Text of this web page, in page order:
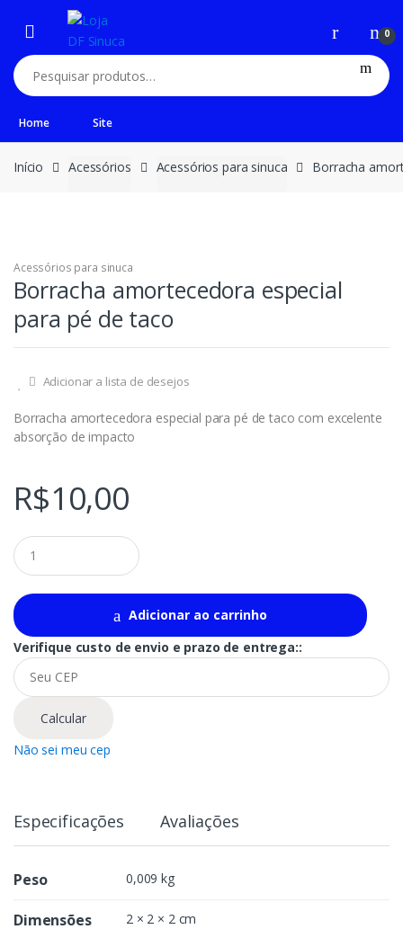
0
Home Site
Início Acessórios Acessórios para sinuca Borracha
Acessórios para sinuca
Borracha amortecedora especial
para pé de taco
Adicionar a lista de desejos
Borracha amortecedora especial para pé de taco com excelente
absorção de impacto
R$10,00
Q
u
a
t
i
t
y
Adicionar ao carrinho
Verifique custo de envio e prazo de entrega::
Calcular
Não sei meu cep
Especificações Avaliações
0,009 kg
2 × 2 × 2 cm